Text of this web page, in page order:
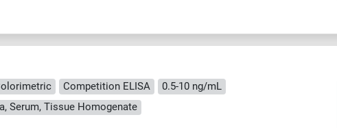
Competition ELISA
0.5-10 ng/mL
Serum, Tissue Homogenate